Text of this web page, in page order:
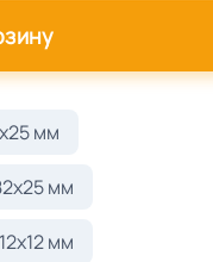
мм
мм
12х12 мм